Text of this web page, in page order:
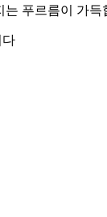
푸르름이 가득
다